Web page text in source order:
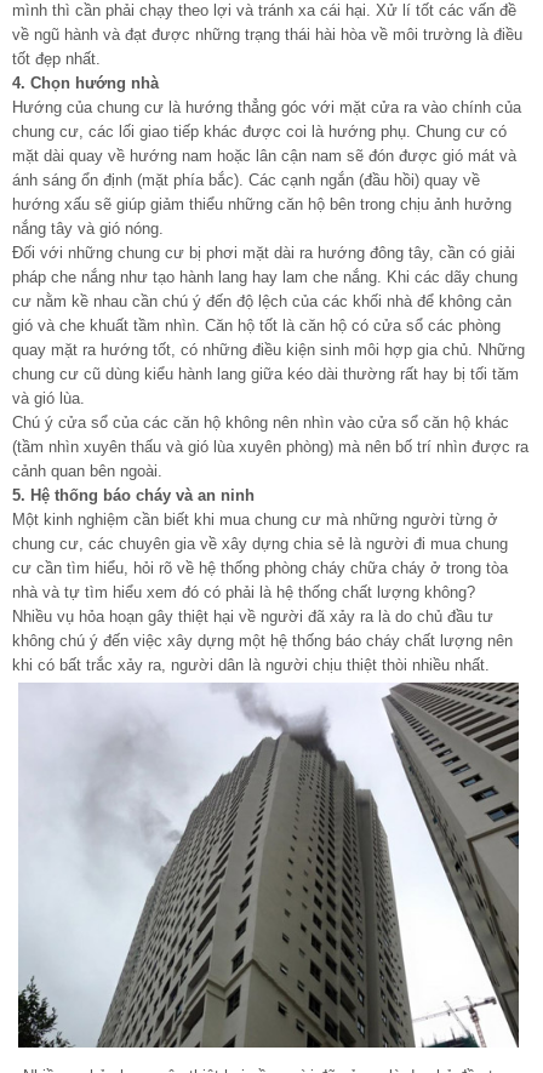
mình thì cần phải chạy theo lợi và tránh xa cái hại. Xử lí tốt các vấn đề
về ngũ hành và đạt được những trạng thái hài hòa về môi trường là điều
tốt đẹp nhất.
4. Chọn hướng nhà
Hướng của chung cư là hướng thẳng góc với mặt cửa ra vào chính của
chung cư, các lối giao tiếp khác được coi là hướng phụ. Chung cư có
mặt dài quay về hướng nam hoặc lân cận nam sẽ đón được gió mát và
ánh sáng ổn định (mặt phía bắc). Các cạnh ngắn (đầu hồi) quay về
hướng xấu sẽ giúp giảm thiểu những căn hộ bên trong chịu ảnh hưởng
nắng tây và gió nóng.
Đối với những chung cư bị phơi mặt dài ra hướng đông tây, cần có giải
pháp che nắng như tạo hành lang hay lam che nắng. Khi các dãy chung
cư nằm kề nhau cần chú ý đến độ lệch của các khối nhà để không cản
gió và che khuất tầm nhìn. Căn hộ tốt là căn hộ có cửa sổ các phòng
quay mặt ra hướng tốt, có những điều kiện sinh môi hợp gia chủ. Những
chung cư cũ dùng kiểu hành lang giữa kéo dài thường rất hay bị tối tăm
và gió lùa.
Chú ý cửa sổ của các căn hộ không nên nhìn vào cửa sổ căn hộ khác
(tầm nhìn xuyên thấu và gió lùa xuyên phòng) mà nên bố trí nhìn được ra
cảnh quan bên ngoài.
5. Hệ thống báo cháy và an ninh
Một kinh nghiệm cần biết khi mua chung cư mà những người từng ở
chung cư, các chuyên gia về xây dựng chia sẻ là người đi mua chung
cư cần tìm hiểu, hỏi rõ về hệ thống phòng cháy chữa cháy ở trong tòa
nhà và tự tìm hiểu xem đó có phải là hệ thống chất lượng không?
Nhiều vụ hỏa hoạn gây thiệt hại về người đã xảy ra là do chủ đầu tư
không chú ý đến việc xây dựng một hệ thống báo cháy chất lượng nên
khi có bất trắc xảy ra, người dân là người chịu thiệt thòi nhiều nhất.